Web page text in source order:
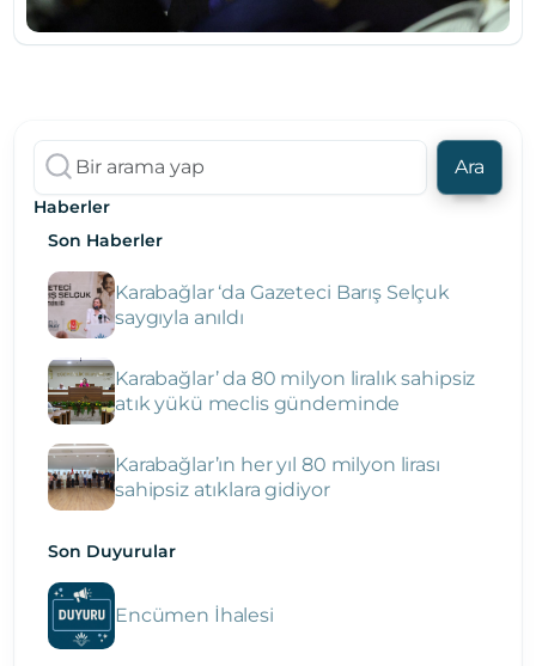
Ara
Haberler
Son Haberler
Karabağlar ‘da Gazeteci Barış Selçuk
saygıyla anıldı
Karabağlar’ da 80 milyon liralık sahipsiz
atık yükü meclis gündeminde
Karabağlar’ın her yıl 80 milyon lirası
sahipsiz atıklara gidiyor
Son Duyurular
Encümen İhalesi